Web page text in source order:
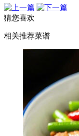
猜您喜欢
相关推荐菜谱